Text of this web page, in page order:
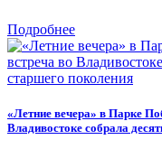
Подробнее
«Летние вечера» в Парке
Владивостоке собрала